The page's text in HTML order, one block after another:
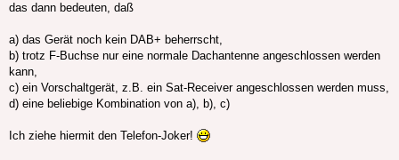
das dann bedeuten, daß
a) das Gerät noch kein DAB+ beherrscht,
b) trotz F-Buchse nur eine normale Dachantenne angeschlossen werden
kann,
c) ein Vorschaltgerät, z.B. ein Sat-Receiver angeschlossen werden muss,
d) eine beliebige Kombination von a), b), c)
Ich ziehe hiermit den Telefon-Joker!